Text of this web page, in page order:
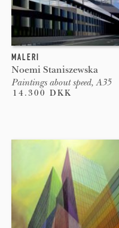
MALERI
Noemi Staniszewska
Paintings about speed, A35
14.300 DKK